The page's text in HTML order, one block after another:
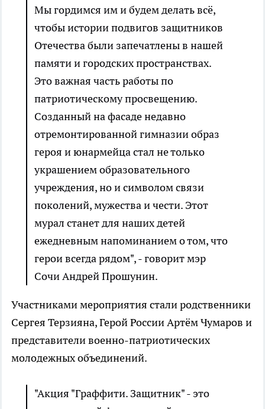
Мы гордимся им и будем делать всё,
чтобы истории подвигов защитников
Отечества были запечатлены в нашей
памяти и городских пространствах.
Это важная часть работы по
патриотическому просвещению.
Созданный на фасаде недавно
отремонтированной гимназии образ
героя и юнармейца стал не только
украшением образовательного
учреждения, но и символом связи
поколений, мужества и чести. Этот
мурал станет для наших детей
ежедневным напоминанием о том, что
герои всегда рядом", - говорит мэр
Сочи Андрей Прошунин.
Участниками мероприятия стали родственники
Сергея Терзияна, Герой России Артём Чумаров и
представители военно-патриотических
молодежных объединений.
"Акция "Граффити. Защитник" - это